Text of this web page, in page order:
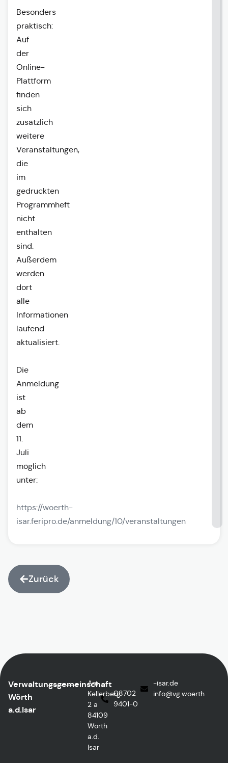
Besonders
praktisch:
Auf
der
Online-
Plattform
finden
sich
zusätzlich
weitere
Veranstaltungen,
die
im
gedruckten
Programmheft
nicht
enthalten
sind.
Außerdem
werden
dort
alle
Informationen
laufend
aktualisiert.
Die
Anmeldung
ist
ab
dem
11.
Juli
möglich
unter:
https://woerth-
isar.feripro.de/anmeldung/10/veranstaltungen
Zurück
Verwaltungsgemeinschaft
Wörth
a.d.Isar
Am
Kellerberg
2 a
84109
Wörth
a.d.
Isar
08702
9401-0
ed.rasi-
htreow.gv
@ofni